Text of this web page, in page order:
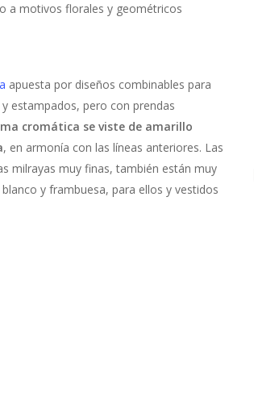
a motivos florales y geométricos
apuesta por diseños combinables para
estampados, pero con prendas
cromática se viste de amarillo
, en armonía con las líneas anteriores. Las
milrayas muy finas, también están muy
y frambuesa, para ellos y vestidos